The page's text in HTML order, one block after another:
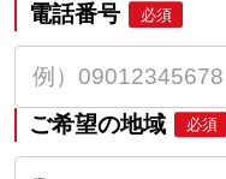
電話番号 必須
ご希望の地域 必須